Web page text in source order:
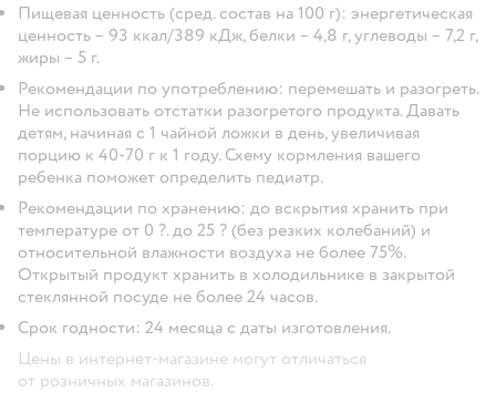
Пищевая ценность (сред. состав на 100 г): энергетическая
ценность – 93 ккал/389 кДж, белки – 4,8 г, углеводы – 7,2 г,
жиры – 5 г.
Рекомендации по употреблению: перемешать и разогреть.
Не использовать отстатки разогретого продукта. Давать
детям, начиная с 1 чайной ложки в день, увеличивая
порцию к 40-70 г к 1 году. Схему кормления вашего
ребенка поможет определить педиатр.
Рекомендации по хранению: до вскрытия хранить при
температуре от 0 ?. до 25 ? (без резких колебаний) и
относительной влажности воздуха не более 75%.
Открытый продукт хранить в холодильнике в закрытой
стеклянной посуде не более 24 часов.
Срок годности: 24 месяца с даты изготовления.
Цены в интернет-магазине могут отличаться
от розничных магазинов.